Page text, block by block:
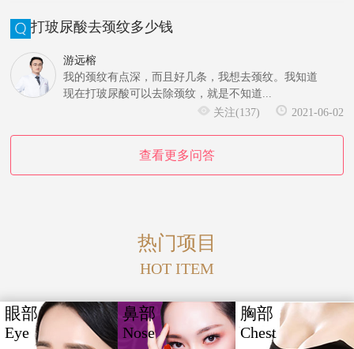
打玻尿酸去颈纹多少钱
游远榕
我的颈纹有点深，而且好几条，我想去颈纹。我知道
现在打玻尿酸可以去除颈纹，就是不知道...
关注(137)
2021-06-02
查看更多问答
热门项目
HOT ITEM
眼部
Eye
鼻部
Nose
胸部
Chest